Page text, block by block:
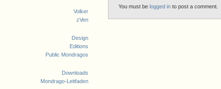
Volker
zVen
Design
Editions
Public Mondragos
Downloads
Mondrago-Leitfaden
You must be logged in to post a comment.